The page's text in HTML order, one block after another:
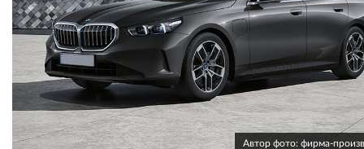
Автор фото: фирма-